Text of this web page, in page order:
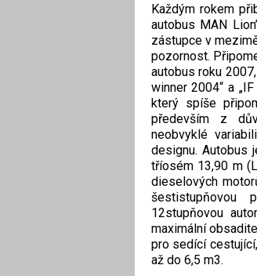
Každým rokem
autobus MAN
zástupce v
pozornost.
autobus roku
winner 2004“ a
který spíše
především z
neobvyklé
designu. Autobus
tříosém 13,90 m
dieselových
šestistupňovou
12stupňovou
maximální
pro sedící
až do 6,5 m3.